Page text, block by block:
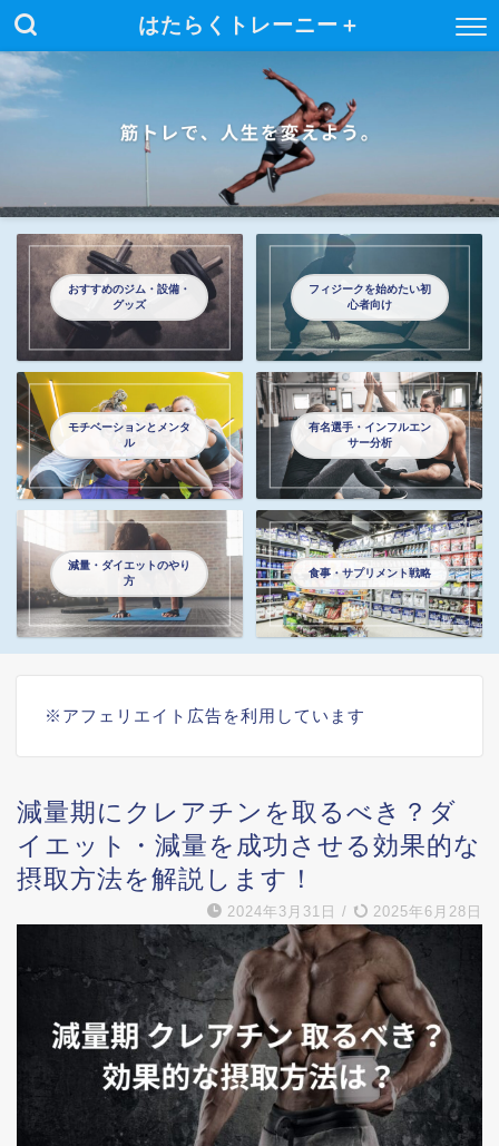
はたらくトレーニー＋
おすすめのジム・設備・
グッズ
フィジークを始めたい初
心者向け
モチベーションとメンタ
ル
有名選手・インフルエン
サー分析
減量・ダイエットのやり
方
食事・サプリメント戦略
※アフェリエイト広告を利用しています
減量期にクレアチンを取るべき？ダ
イエット・減量を成功させる効果的な
摂取方法を解説します！
2024年3月31日 / 2025年6月28日